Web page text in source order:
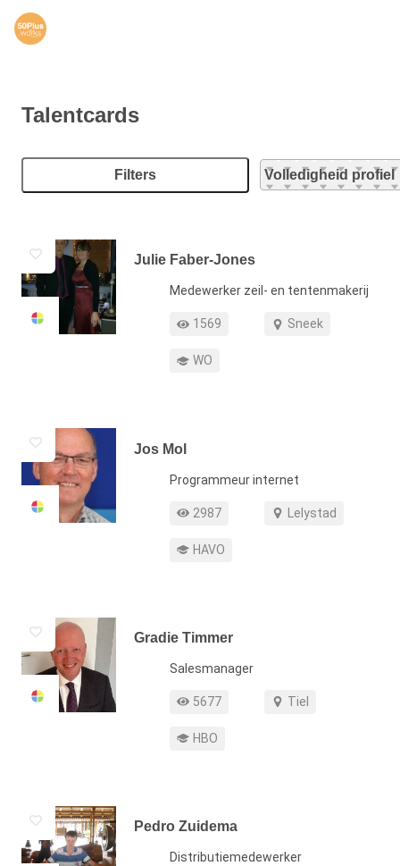
Vacatures
Account en hulp
Subnavigatie
Zoeken
Talentcards
Filters Sorteren op:
Julie Faber-Jones
FunctieMedewerker zeil- en tentenmakerij
Profiel weergaven
1569
Werkgebied Sneek
Opleiding WO
Jos Mol
FunctieProgrammeur internet
Profiel weergaven
2987
Werkgebied Lelystad
Opleiding HAVO
Gradie Timmer
FunctieSalesmanager
Profiel weergaven
5677
Werkgebied Tiel
Opleiding HBO
Pedro Zuidema
FunctieDistributiemedewerker